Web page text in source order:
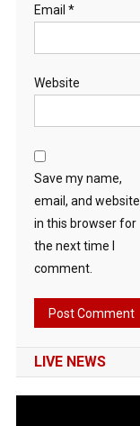
Email *
Website
Save my name,
email, and website
in this browser for
the next time I
comment.
LIVE NEWS